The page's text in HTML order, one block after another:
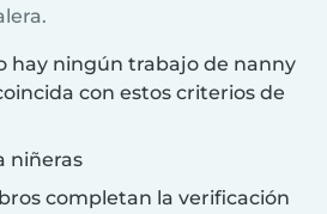
hay ningún trabajo de nanny
con estos criterios de
niñeras
completan la verificación